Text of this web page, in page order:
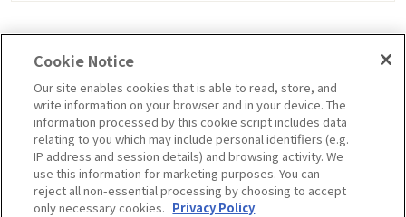
前の記事
[GTM] GA4 tag settings for SPA websites,
via Google tag
Cookie Notice
Our site enables cookies that is able to read, store, and
write information on your browser and in your device. The
information processed by this cookie script includes data
relating to you which may include personal identifiers (e.g.
IP address and session details) and browsing activity. We
use this information for marketing purposes. You can
reject all non-essential processing by choosing to accept
only necessary cookies. Privacy Policy